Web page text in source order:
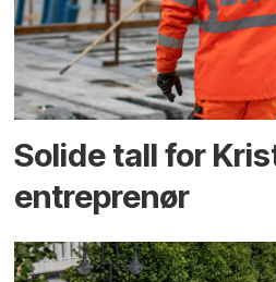
Solide tall for
entreprenør